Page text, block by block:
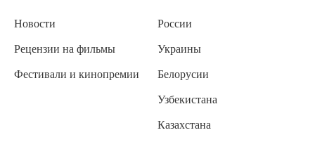
Новости
Рецензии на фильмы
Фестивали и кинопремии
России
Украины
Белорусии
Узбекистана
Казахстана